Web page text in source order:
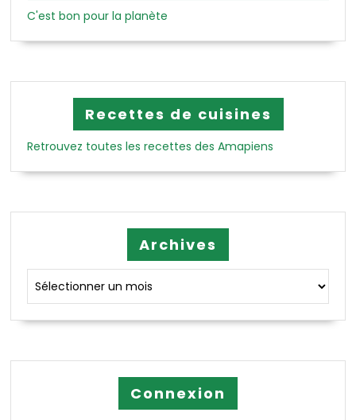
C'est bon pour la planète
Recettes de cuisines
Retrouvez toutes les recettes des Amapiens
Archives
Connexion